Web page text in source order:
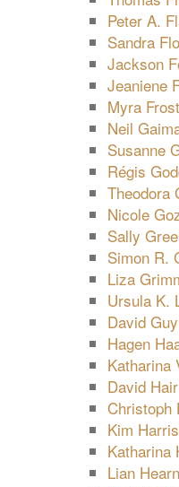
Peter A.
Sandra
Jackson
Jeaniene
Myra Frost
Neil
Susanne
Régis
Theodora
Nicole
Sally
Simon R.
Liza
Ursula K.
David
Hagen
Katharina
David Hair
Christoph
Kim
Katharina
Lian Hearn